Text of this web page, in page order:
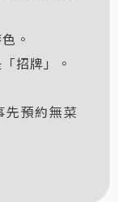
。
招牌」。
預約無菜